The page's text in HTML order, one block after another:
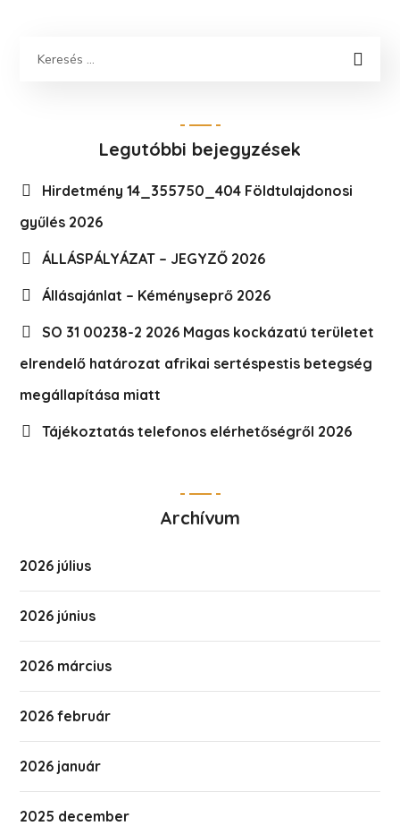
Legutóbbi bejegyzések
Hirdetmény 14_355750_404 Földtulajdonosi
gyűlés 2026
ÁLLÁSPÁLYÁZAT – JEGYZŐ 2026
Állásajánlat – Kéményseprő 2026
SO 31 00238-2 2026 Magas kockázatú területet
elrendelő határozat afrikai sertéspestis betegség
megállapítása miatt
Tájékoztatás telefonos elérhetőségről 2026
Archívum
2026 július
2026 június
2026 március
2026 február
2026 január
2025 december